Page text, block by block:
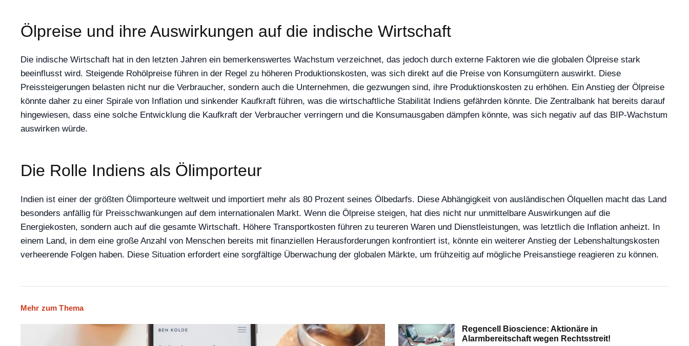
Ölpreise und ihre Auswirkungen auf die indische Wirtschaft
Die indische Wirtschaft hat in den letzten Jahren ein bemerkenswertes Wachstum verzeichnet, das jedoch durch externe Faktoren wie die globalen Ölpreise stark
beeinflusst wird. Steigende Rohölpreise führen in der Regel zu höheren Produktionskosten, was sich direkt auf die Preise von Konsumgütern auswirkt. Diese
Preissteigerungen belasten nicht nur die Verbraucher, sondern auch die Unternehmen, die gezwungen sind, ihre Produktionskosten zu erhöhen. Ein Anstieg der Ölpreise
könnte daher zu einer Spirale von Inflation und sinkender Kaufkraft führen, was die wirtschaftliche Stabilität Indiens gefährden könnte. Die Zentralbank hat bereits darauf
hingewiesen, dass eine solche Entwicklung die Kaufkraft der Verbraucher verringern und die Konsumausgaben dämpfen könnte, was sich negativ auf das BIP-Wachstum
auswirken würde.
Die Rolle Indiens als Ölimporteur
Indien ist einer der größten Ölimporteure weltweit und importiert mehr als 80 Prozent seines Ölbedarfs. Diese Abhängigkeit von ausländischen Ölquellen macht das Land
besonders anfällig für Preisschwankungen auf dem internationalen Markt. Wenn die Ölpreise steigen, hat dies nicht nur unmittelbare Auswirkungen auf die
Energiekosten, sondern auch auf die gesamte Wirtschaft. Höhere Transportkosten führen zu teureren Waren und Dienstleistungen, was letztlich die Inflation anheizt. In
einem Land, in dem eine große Anzahl von Menschen bereits mit finanziellen Herausforderungen konfrontiert ist, könnte ein weiterer Anstieg der Lebenshaltungskosten
verheerende Folgen haben. Diese Situation erfordert eine sorgfältige Überwachung der globalen Märkte, um frühzeitig auf mögliche Preisanstiege reagieren zu können.
Mehr zum Thema
Regencell Bioscience: Aktionäre in
Alarmbereitschaft wegen Rechtsstreit!